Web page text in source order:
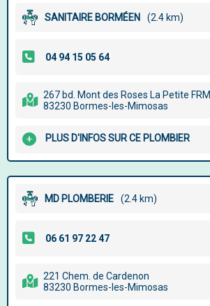
SANITAIRE BORMÉEN (2.4 km)
267 bd. Mont des Roses La Petite FRM
83230 Bormes-les-Mimosas
PLUS D'INFOS SUR CE PLOMBIER
MD PLOMBERIE (2.4 km)
221 Chem. de Cardenon
83230 Bormes-les-Mimosas